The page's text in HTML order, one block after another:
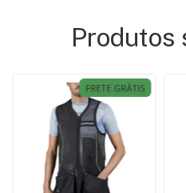
Produtos
FRETE GRÁTIS